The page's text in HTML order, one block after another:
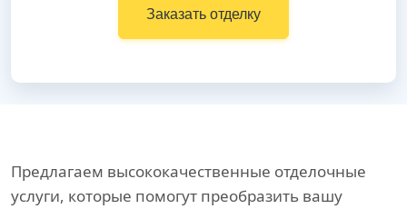
Заказать отделку
Предлагаем высококачественные отделочные
услуги, которые помогут преобразить вашу